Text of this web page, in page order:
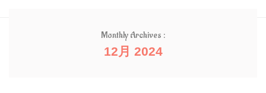
Monthly Archives :
12月 2024